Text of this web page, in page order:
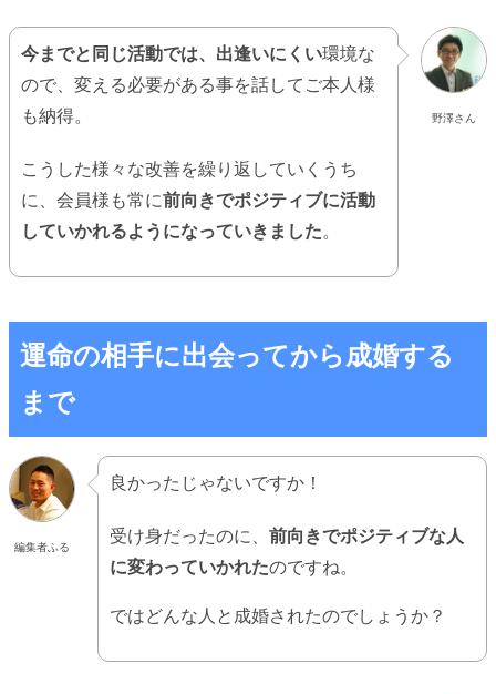
野澤さん
今までと同じ活動では、出逢いにくい環境な
ので、変える必要がある事を話してご本人様
も納得。
こうした様々な改善を繰り返していくうち
に、会員様も常に前向きでポジティブに活動
していかれるようになっていきました。
運命の相手に出会ってから成婚する
まで
編集者ふる
良かったじゃないですか！
受け身だったのに、 前向きでポジティブな人
に変わっていかれたのですね。
ではどんな人と成婚されたのでしょうか？